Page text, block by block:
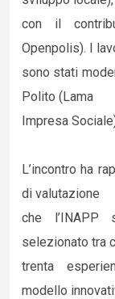
con il
Openpolis). I
sono stati
Polito (Lama
Impresa
L’incontro ha
di valutazione
che l’INAPP
selezionato tra
trenta
modello